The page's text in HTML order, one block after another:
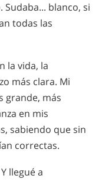
blanco, si
todas las
la vida, la
más clara. Mi
grande, más
en mis
sabiendo que sin
correctas.
llegué a